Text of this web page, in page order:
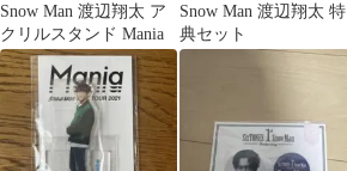
Snow Man 渡辺翔太 ア
クリルスタンド Mania
Snow Man 渡辺翔太 特
典セット